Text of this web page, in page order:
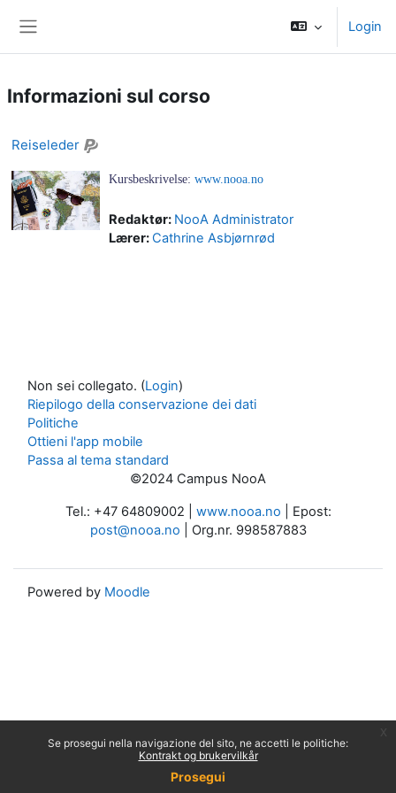
Se prosegui nella navigazione del sito, ne accetti le politiche:
Kontrakt og brukervilkår
Prosegui
Login
Informazioni sul corso
Reiseleder
Kursbeskrivelse: www.nooa.no
Redaktør: NooA Administrator
Lærer:Cathrine Asbjørnrød
Non sei collegato. (Login)
Riepilogo della conservazione dei dati
Politiche
Ottieni l'app mobile
Passa al tema standard
©2024 Campus NooA
Tel.: +47 64809002 | www.nooa.no | Epost:
post@nooa.no | Org.nr. 998587883
Powered by Moodle